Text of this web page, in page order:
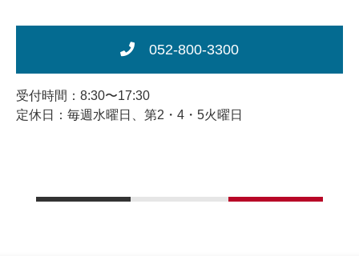
052-800-3300
受付時間：8:30〜17:30
定休日：毎週水曜日、第2・4・5火曜日